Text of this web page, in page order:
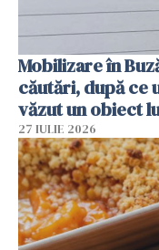
Mobilizare în
căutări, după ce
văzut un obiect
27 IULIE 2026